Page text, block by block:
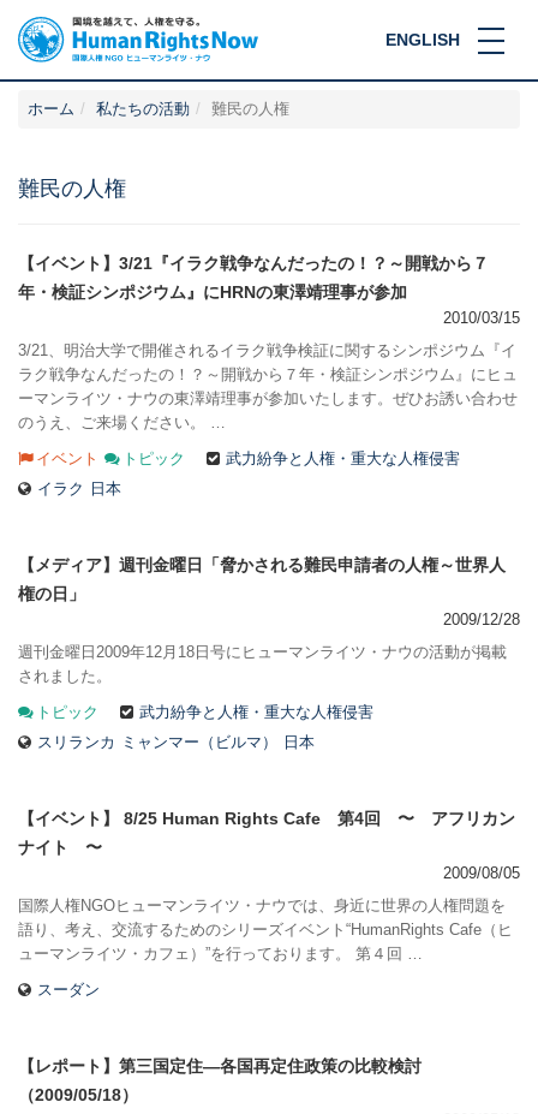
ENGLISH
ホーム 私たちの活動 難民の人権
難民の人権
【イベント】3/21『イラク戦争なんだったの！？～開戦から７
年・検証シンポジウム』にHRNの東澤靖理事が参加
2010/03/15
3/21、明治大学で開催されるイラク戦争検証に関するシンポジウム『イ
ラク戦争なんだったの！？～開戦から７年・検証シンポジウム』にヒュ
ーマンライツ・ナウの東澤靖理事が参加いたします。ぜひお誘い合わせ
のうえ、ご来場ください。 …
イベント トピック
武力紛争と人権・重大な人権侵害
イラク
日本
【メディア】週刊金曜日「脅かされる難民申請者の人権～世界人
権の日」
2009/12/28
週刊金曜日2009年12月18日号にヒューマンライツ・ナウの活動が掲載
されました。
トピック
武力紛争と人権・重大な人権侵害
スリランカ
ミャンマー（ビルマ） 日本
【イベント】 8/25 Human Rights Cafe 第4回 〜 アフリカン
ナイト 〜
2009/08/05
国際人権NGOヒューマンライツ・ナウでは、身近に世界の人権問題を
語り、考え、交流するためのシリーズイベント“HumanRights Cafe（ヒ
ューマンライツ・カフェ）”を行っております。 第４回 …
スーダン
【レポート】第三国定住―各国再定住政策の比較検討
（2009/05/18）